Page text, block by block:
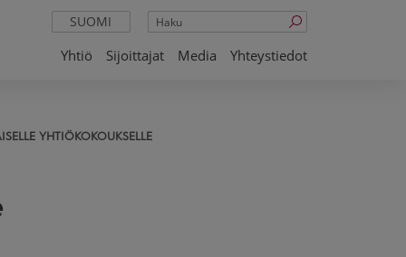
SUOMI
Haku
Yhtiö
Sijoittajat Media Yhteystiedot
YHTIÖKOKOUKSELLE